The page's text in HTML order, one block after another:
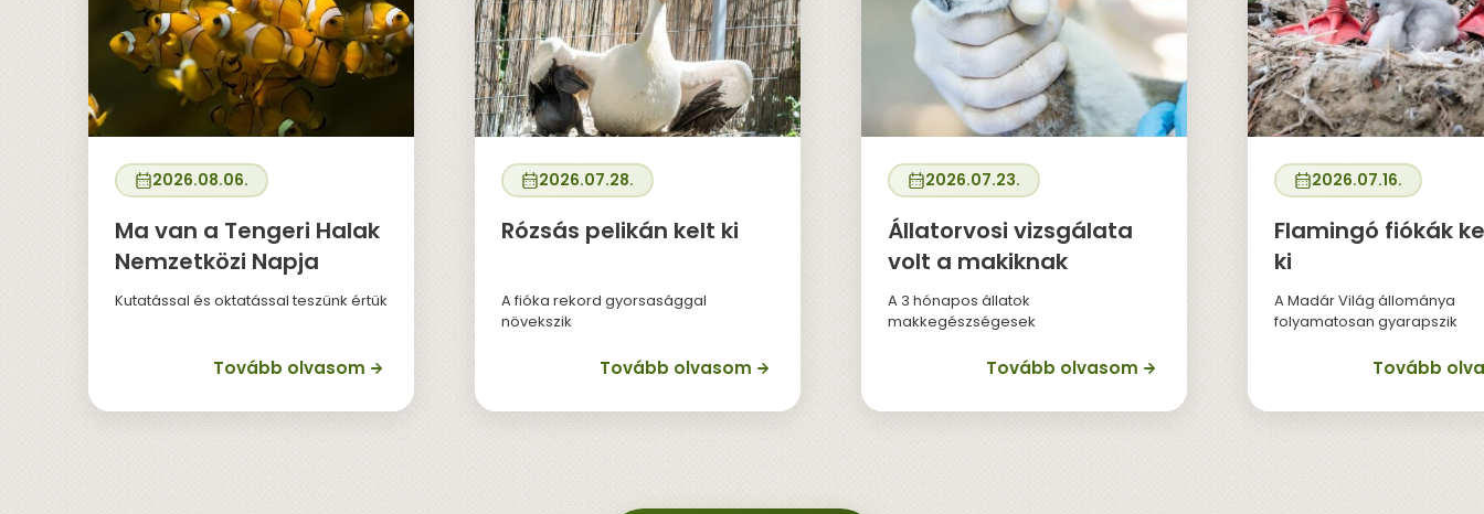
2026.08.06.
Ma van a Tengeri Halak
Nemzetközi Napja
Kutatással és oktatással teszünk értük
Tovább olvasom
2026.07.28.
Rózsás pelikán kelt ki
A fióka rekord gyorsasággal
növekszik
Tovább olvasom
2026.07.23.
Állatorvosi vizsgálata
volt a makiknak
A 3 hónapos állatok
makkegészségesek
Tovább olvasom
2026.07.16.
Flamingó fiókák
ki
A Madár Világ állománya
folyamatosan gyarapszik
Tovább